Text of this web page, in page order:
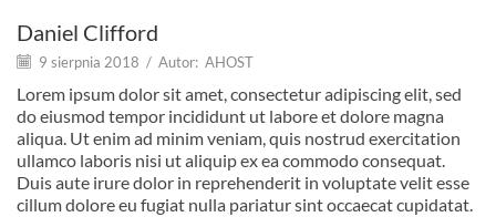
Daniel Clifford
9 sierpnia 2018 / Autor: AHOST
Lorem ipsum dolor sit amet, consectetur adipiscing elit, sed
do eiusmod tempor incididunt ut labore et dolore magna
aliqua. Ut enim ad minim veniam, quis nostrud exercitation
ullamco laboris nisi ut aliquip ex ea commodo consequat.
Duis aute irure dolor in reprehenderit in voluptate velit esse
cillum dolore eu fugiat nulla pariatur sint occaecat cupidatat.